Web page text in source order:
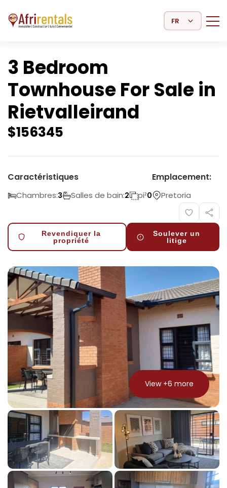
Select Language
3 Bedroom
Townhouse For Sale in
Rietvalleirand
$156345
Caractéristiques
Chambres:3 Salles de bain:2 pi²0
Emplacement:
Pretoria
Revendiquer la
propriété
Soulever un
litige
View +6 more